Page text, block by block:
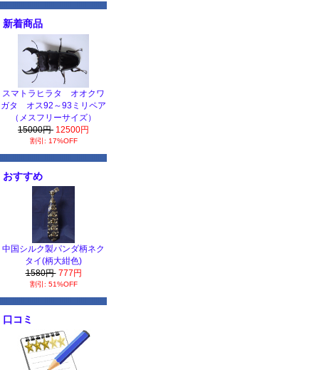
新着商品
スマトラヒラタ オオクワ
ガタ オス92～93ミリペア
（メスフリーサイズ）
15000円 12500円
割引: 17%OFF
おすすめ
中国シルク製パンダ柄ネク
タイ(柄大紺色)
1580円 777円
割引: 51%OFF
口コミ